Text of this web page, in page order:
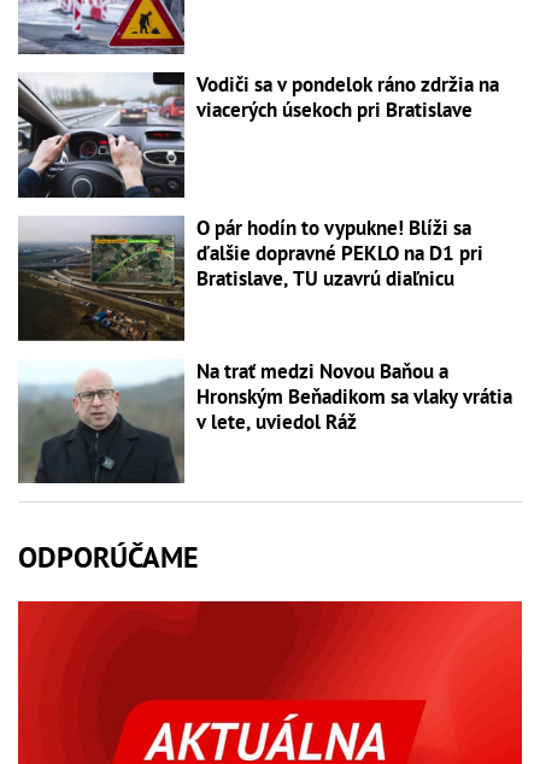
Vodiči sa v pondelok ráno zdržia na
viacerých úsekoch pri Bratislave
O pár hodín to vypukne! Blíži sa
ďalšie dopravné PEKLO na D1 pri
Bratislave, TU uzavrú diaľnicu
Na trať medzi Novou Baňou a
Hronským Beňadikom sa vlaky vrátia
v lete, uviedol Ráž
ODPORÚČAME